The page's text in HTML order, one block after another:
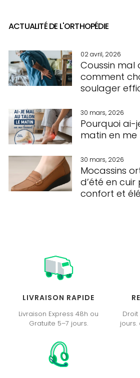
ACTUALITÉ DE L'ORTHOPÉDIE
02 avril, 2026
Coussin mal
comment
soulager
30 mars, 2026
Pourquoi ai-
matin en me
30 mars, 2026
Mocassins
d’été en
confort et
LIVRAISON RAPIDE
Livraison Express 48h ou
Gratuite 5–7 jours.